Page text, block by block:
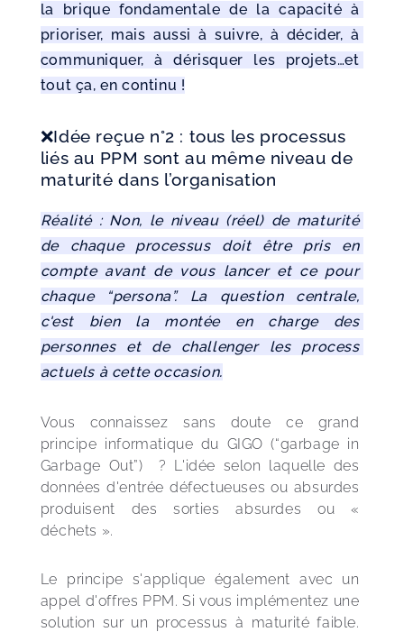
la brique fondamentale de la capacité à
prioriser, mais aussi à suivre, à décider, à
communiquer, à dérisquer les projets…et
tout ça, en continu !
❌Idée reçue n°2 : tous les processus
liés au PPM sont au même niveau de
maturité dans l’organisation
Réalité : Non, le niveau (réel) de maturité
de chaque processus doit être pris en
compte avant de vous lancer et ce pour
chaque “persona”. La question centrale,
c'est bien la montée en charge des
personnes et de challenger les process
actuels à cette occasion.
Vous connaissez sans doute ce grand
principe informatique du GIGO (“garbage in
Garbage Out”)  ? L'idée selon laquelle des
données d'entrée défectueuses ou absurdes
produisent des sorties absurdes ou «
déchets ».
Le principe s'applique également avec un
appel d'offres PPM. Si vous implémentez une
solution sur un processus à maturité faible.